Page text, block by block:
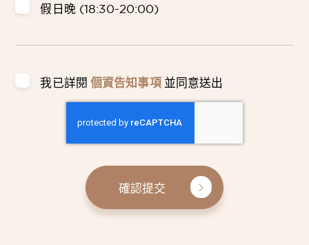
假日晚 (18:30-20:00)
我已詳閱 個資告知事項 並同意送出
確認提交